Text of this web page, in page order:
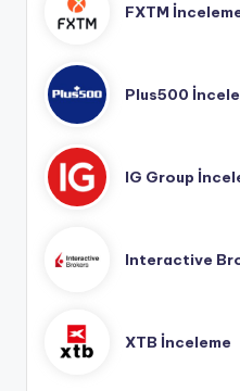
FXTM
Plus500
IG Group
Interactive
XTB İnceleme